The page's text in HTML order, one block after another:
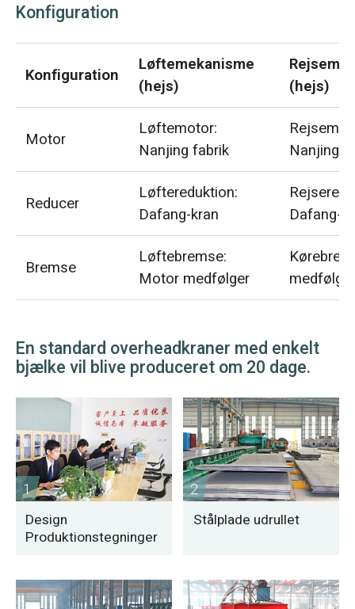
Konfiguration
Konfiguration
Løftemekanisme
(hejs)
(hejs)
Motor
Løftemotor:
Nanjing fabrik
Nanjing
Reducer
Løftereduktion:
Dafang-kran
Dafang-
Bremse
Løftebremse:
Motor medfølger
En standard overheadkraner med enkelt
bjælke vil blive produceret om 20 dage.
1
Design
Produktionstegninger
2
Stålplade udrullet